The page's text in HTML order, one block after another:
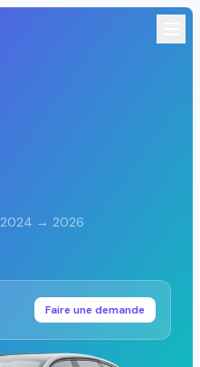
2024 → 2026
Faire une demande